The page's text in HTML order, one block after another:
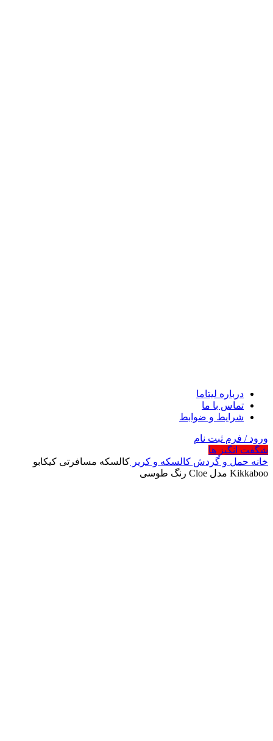
درباره لیتاما
تماس با ما
شرایط و ضوابط
ورود / فرم ثبت نام
شگفت انگیز ها
خانه حمل و گردش کالسکه و کریر کالسکه مسافرتی کیکابو
Kikkaboo مدل Cloe رنگ طوسی